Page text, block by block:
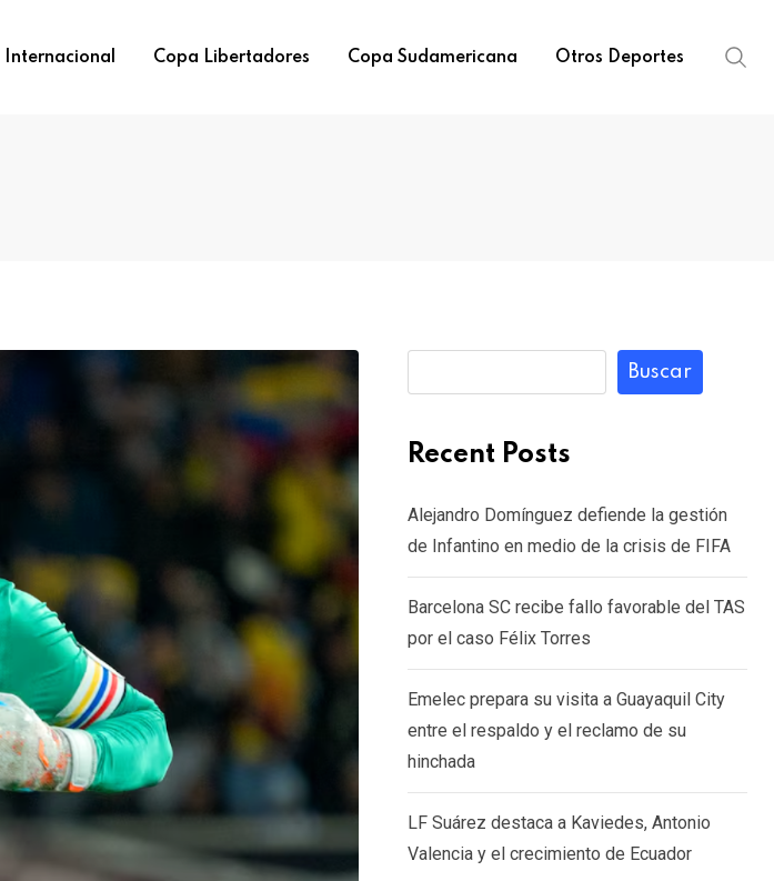
Internacional Copa Libertadores Copa Sudamericana Otros Deportes
Buscar
Recent Posts
Alejandro Domínguez defiende la gestión
de Infantino en medio de la crisis de FIFA
Barcelona SC recibe fallo favorable del TAS
por el caso Félix Torres
Emelec prepara su visita a Guayaquil City
entre el respaldo y el reclamo de su
hinchada
LF Suárez destaca a Kaviedes, Antonio
Valencia y el crecimiento de Ecuador